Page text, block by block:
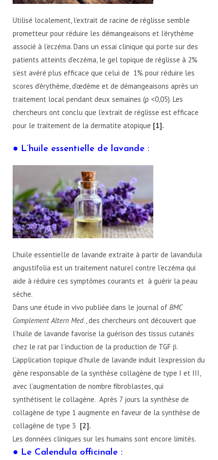
Utilisé localement, l’extrait de racine de réglisse semble
prometteur pour réduire les démangeaisons et l’érythème
associé à l’eczéma. Dans un essai clinique qui porte sur des
patients atteints d’eczéma, le gel topique de réglisse à 2%
s’est avéré plus efficace que celui de 1% pour réduire les
scores d’érythème, d’œdème et de démangeaisons après un
traitement local pendant deux semaines (p <0,05). Les
chercheurs ont conclu que l’extrait de réglisse est efficace
pour le traitement de la dermatite atopique [1].
● L’huile essentielle de lavande :
L’huile essentielle de lavande extraite à partir de lavandula
angustifolia est un traitement naturel contre l’eczéma qui
aide à réduire ces symptômes courants et à guérir la peau
sèche.
Dans une étude in vivo publiée dans le journal ofBMC
Complement Altern Med., des chercheurs ont découvert que
l’huile de lavande favorise la guérison des tissus cutanés
chez le rat par l’induction de la production de TGF β.
L’application topique d’huile de lavande induit l’expression du
gène responsable de la synthèse collagène de type I et III,
avec l’augmentation de nombre fibroblastes, qui
synthétisent le collagène. Après 7 jours la synthèse de
collagène de type 1 augmente en faveur de la synthèse de
collagène de type 3 [2].
Les données cliniques sur les humains sont encore limités.
● Le Calendula officinale :